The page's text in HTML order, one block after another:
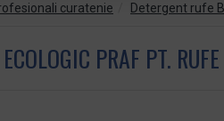
curatenie Detergent rufe
PRAF PT.